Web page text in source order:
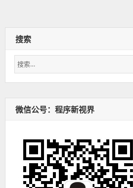
搜索
搜
索：
微信公号：程序新视界